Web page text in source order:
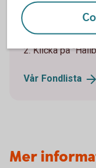
att du själv kan
1. Gå till vår
2. Klicka på
Vår Fondlista
Mer